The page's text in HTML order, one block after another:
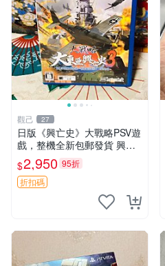
觀己 27
日版《興亡史》大戰略PSV遊
戲，整機全新包郵發貨 興亡
史 大戰略 PSV 日版 游戲機
$2,950 95折
折扣碼